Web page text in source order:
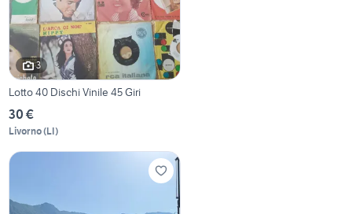
3
Lotto 40 Dischi Vinile 45 Giri
30 €
Livorno(LI)